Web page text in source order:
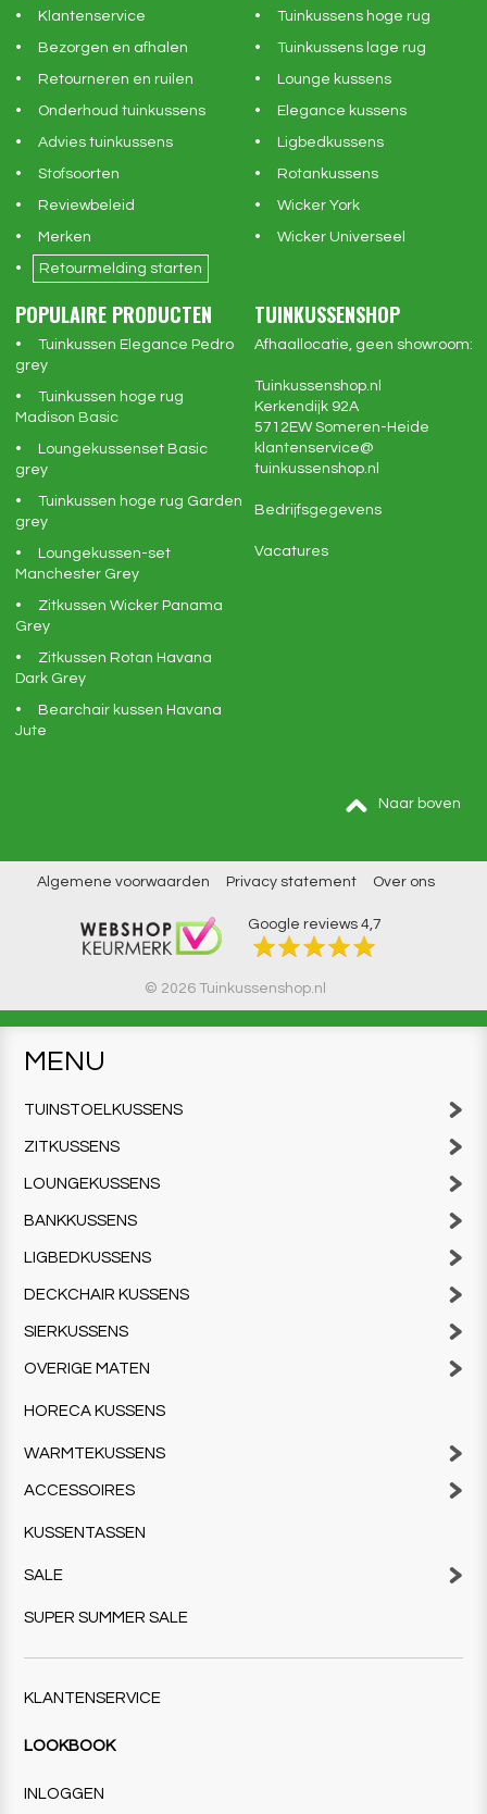
Klantenservice
Bezorgen en afhalen
Retourneren en ruilen
Onderhoud tuinkussens
Advies tuinkussens
Stofsoorten
Reviewbeleid
Merken
Retourmelding starten
Tuinkussens hoge rug
Tuinkussens lage rug
Lounge kussens
Elegance kussens
Ligbedkussens
Rotankussens
Wicker York
Wicker Universeel
POPULAIRE PRODUCTEN
Tuinkussen Elegance Pedro
grey
Tuinkussen hoge rug
Madison Basic
Loungekussenset Basic
grey
Tuinkussen hoge rug Garden
grey
Loungekussen-set
Manchester Grey
Zitkussen Wicker Panama
Grey
Zitkussen Rotan Havana
Dark Grey
Bearchair kussen Havana
Jute
TUINKUSSENSHOP
Afhaallocatie, geen showroom:
Tuinkussenshop.nl
Kerkendijk 92A
5712EW Someren-Heide
klantenservice@
tuinkussenshop.nl
Bedrijfsgegevens
Vacatures
Naar boven
Algemene voorwaarden Privacy statement Over ons
Google reviews 4,7
© 2026 Tuinkussenshop.nl
MENU
TUINSTOELKUSSENS
ZITKUSSENS
LOUNGEKUSSENS
BANKKUSSENS
LIGBEDKUSSENS
DECKCHAIR KUSSENS
SIERKUSSENS
OVERIGE MATEN
HORECA KUSSENS
WARMTEKUSSENS
ACCESSOIRES
KUSSENTASSEN
SALE
SUPER SUMMER SALE
KLANTENSERVICE
LOOKBOOK
INLOGGEN